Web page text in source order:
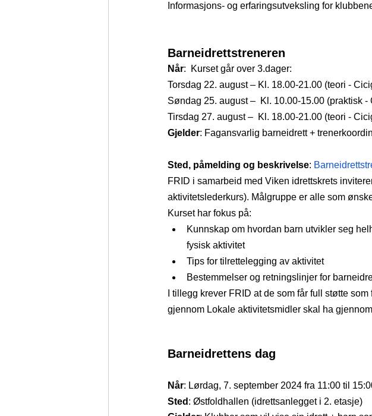
Informasjons- og erfaringsutveksling for
Barneidrettstreneren
Når:  Kurset går over 3.dager:
Torsdag 22. august – Kl. 18.00-21.00 (teori -
Søndag 25. august –  Kl. 10.00-15.00 (praktisk
Tirsdag 27. august –  Kl. 18.00-21.00 (teori -
Gjelder: Fagansvarlig barneidrett +
Sted, påmelding og beskrivelse:
FRID i samarbeid med Viken idrettskrets
aktivitetslederkurs). Målgruppe er alle som
Kurset har fokus på:
Kunnskap om hvordan barn utvikler seg
fysisk aktivitet
Tips for tilrettelegging av aktivitet
Bestemmelser og retningslinjer for
I tillegg krever FRID at de som får full støtte
gjennom Lokale aktivitetsmidler skal ha
Barneidrettens dag
Når: Lørdag, 7. september 2024 fra 11:00 til
Sted : Østfoldhallen (idrettsanlegget i 2. etasje)